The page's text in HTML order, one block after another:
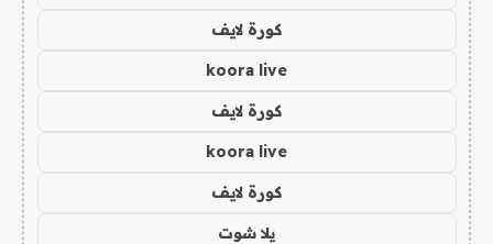
كورة لايف
koora live
كورة لايف
koora live
كورة لايف
يلا شوت